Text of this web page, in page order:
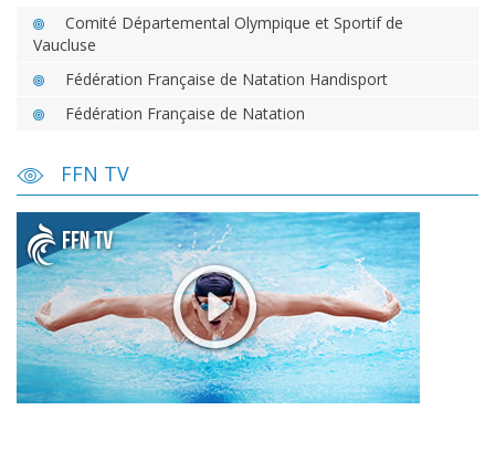
Comité Départemental Olympique et Sportif de
Vaucluse
Fédération Française de Natation Handisport
Fédération Française de Natation
FFN TV